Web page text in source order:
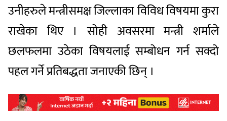
उनीहरुले मन्त्रीसमक्ष जिल्लाका विविध विषयमा कुरा
राखेका थिए । सोही अवसरमा मन्त्री शर्माले
छलफलमा उठेका विषयलाई सम्बोधन गर्न सक्दो
पहल गर्ने प्रतिबद्धता जनाएकी छिन् ।